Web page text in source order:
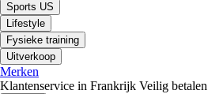
Sports US
Lifestyle
Fysieke training
Uitverkoop
Merken
Klantenservice in Frankrijk Veilig betalen